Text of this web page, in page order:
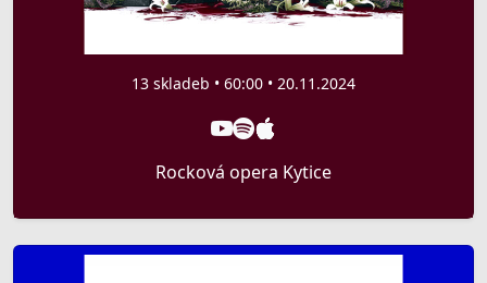
13 skladeb • 60:00 • 20.11.2024
Rocková opera Kytice